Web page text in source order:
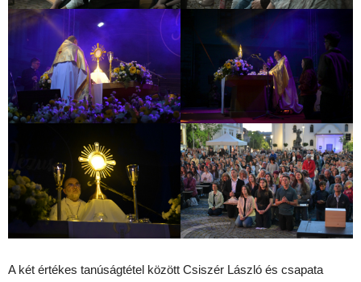
A két értékes tanúságtétel között Csiszér László és csapata